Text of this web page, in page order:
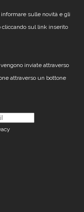
sulle novità e gli
sul link inserito
inviate attraverso
attraverso un bottone